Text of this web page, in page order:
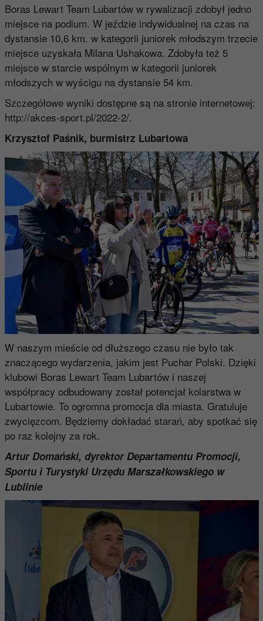
Boras Lewart Team Lubartów w rywalizacji zdobył jedno
miejsce na podium. W jeździe indywidualnej na czas na
dystansie 10,6 km. w kategorii juniorek młodszym trzecie
miejsce uzyskała Milana Ushakowa. Zdobyła też 5
miejsce w starcie wspólnym w kategorii juniorek
młodszych w wyścigu na dystansie 54 km.
Szczegółowe wyniki dostępne są na stronie internetowej:
http://akces-sport.pl/2022-2/.
Krzysztof Paśnik, burmistrz Lubartowa
W naszym mieście od dłuższego czasu nie było tak
znaczącego wydarzenia, jakim jest Puchar Polski. Dzięki
klubowi Boras Lewart Team Lubartów i naszej
współpracy odbudowany został potencjał kolarstwa w
Lubartowie. To ogromna promocja dla miasta. Gratuluje
zwycięzcom. Będziemy dokładać starań, aby spotkać się
po raz kolejny za rok.
Artur Domański, dyrektor Departamentu Promocji,
Sportu i Turystyki Urzędu Marszałkowskiego w
Lublinie